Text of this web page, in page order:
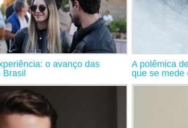
o avanço das
Brasil
A polêmica
que se mede